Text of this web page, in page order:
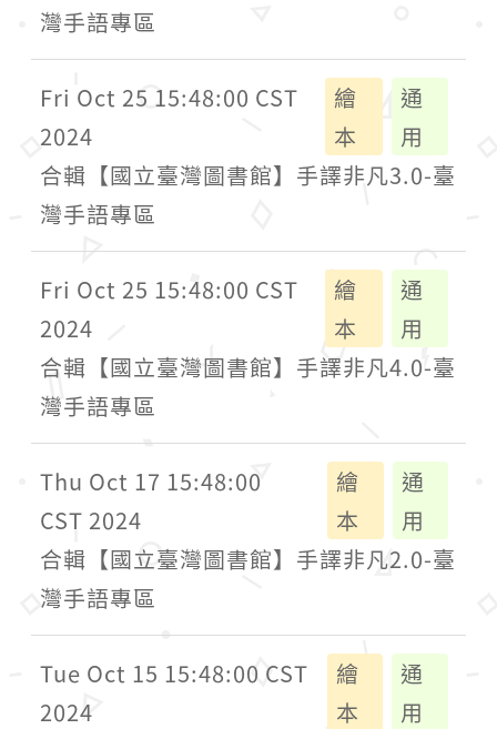
灣手語專區
Fri Oct 25 15:48:00 CST
2024
繪
本
通
用
合輯【國立臺灣圖書館】手譯非凡3.0-臺
灣手語專區
Fri Oct 25 15:48:00 CST
2024
繪
本
通
用
合輯【國立臺灣圖書館】手譯非凡4.0-臺
灣手語專區
Thu Oct 17 15:48:00
CST 2024
繪
本
通
用
合輯【國立臺灣圖書館】手譯非凡2.0-臺
灣手語專區
Tue Oct 15 15:48:00 CST
2024
繪
本
通
用